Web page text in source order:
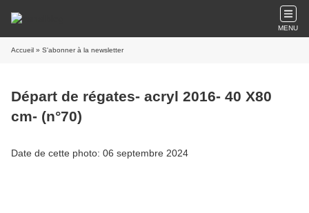
MENU
Accueil » S'abonner à la newsletter
Départ de régates- acryl 2016- 40 X80
cm- (n°70)
Date de cette photo: 06 septembre 2024